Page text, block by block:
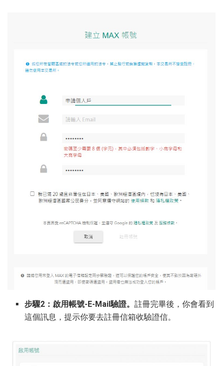
步驟2：啟用帳號-E-Mail驗證。註冊完畢後，你會看到
這個訊息，提示你要去註冊信箱收驗證信。